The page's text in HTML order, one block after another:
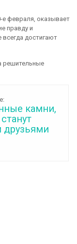
е февраля, оказывает
правду и
всегда достигают
решительные
камни,